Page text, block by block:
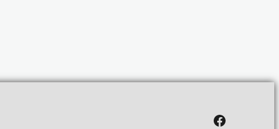
Facebook